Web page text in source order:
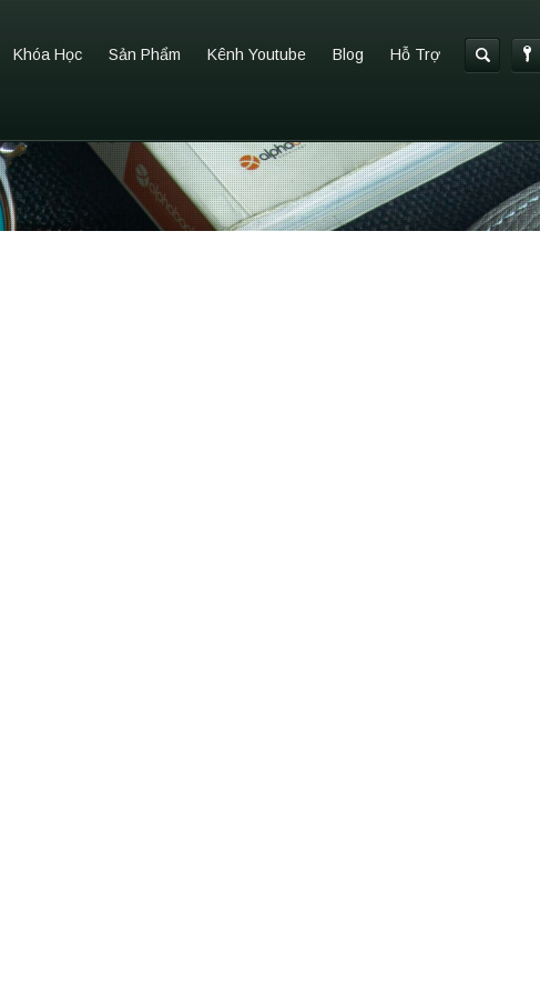
Khóa Học Sản Phẩm Kênh Youtube Blog Hỗ Trợ